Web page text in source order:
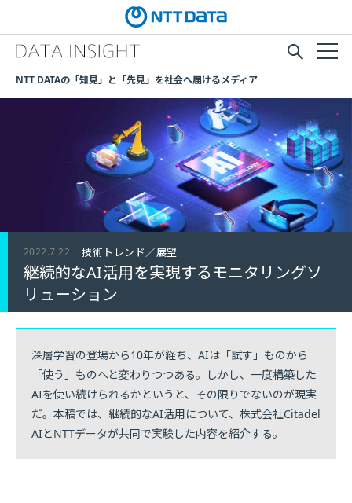
NTT DATAの「知見」と「先見」を社会へ届けるメディア
2022.7.22 技術トレンド／展望
継続的なAI活用を実現するモニタリングソ
リューション
深層学習の登場から10年が経ち、AIは「試す」ものから
「使う」ものへと変わりつつある。しかし、一度構築した
AIを使い続けられるかというと、その限りでないのが現実
だ。本稿では、継続的なAI活用について、株式会社Citadel
AIとNTTデータが共同で実験した内容を紹介する。